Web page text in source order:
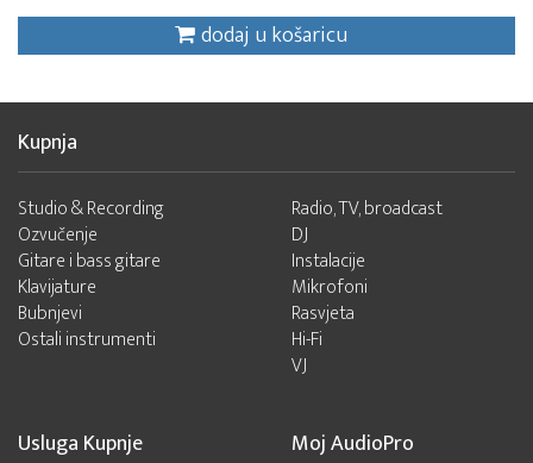
dodaj u košaricu
Kupnja
Studio & Recording
Ozvučenje
Gitare i bass gitare
Klavijature
Bubnjevi
Ostali instrumenti
Radio, TV, broadcast
DJ
Instalacije
Mikrofoni
Rasvjeta
Hi-Fi
VJ
Usluga Kupnje Moj AudioPro